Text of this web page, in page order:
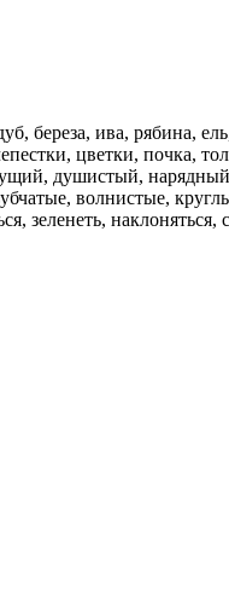
береза, ива, рябина,
цветки, почка,
душистый,
волнистые,
зеленеть,